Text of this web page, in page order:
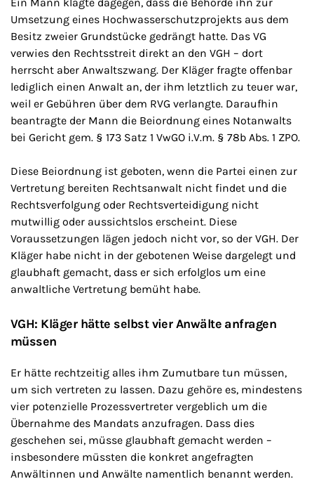
Umsetzung eines Hochwasserschutzprojekts aus dem
Besitz zweier Grundstücke gedrängt hatte. Das VG
verwies den Rechtsstreit direkt an den VGH – dort
herrscht aber Anwaltszwang. Der Kläger fragte offenbar
lediglich einen Anwalt an, der ihm letztlich zu teuer war,
weil er Gebühren über dem RVG verlangte. Daraufhin
beantragte der Mann die Beiordnung eines Notanwalts
bei Gericht gem. § 173 Satz 1 VwGO i.V.m. § 78b Abs. 1 ZPO.
Diese Beiordnung ist geboten, wenn die Partei einen zur
Vertretung bereiten Rechtsanwalt nicht findet und die
Rechtsverfolgung oder Rechtsverteidigung nicht
mutwillig oder aussichtslos erscheint. Diese
Voraussetzungen lägen jedoch nicht vor, so der VGH. Der
Kläger habe nicht in der gebotenen Weise dargelegt und
glaubhaft gemacht, dass er sich erfolglos um eine
anwaltliche Vertretung bemüht habe.
VGH: Kläger hätte selbst vier Anwälte anfragen
müssen
Er hätte rechtzeitig alles ihm Zumutbare tun müssen,
um sich vertreten zu lassen. Dazu gehöre es, mindestens
vier potenzielle Prozessvertreter vergeblich um die
Übernahme des Mandats anzufragen. Dass dies
geschehen sei, müsse glaubhaft gemacht werden –
insbesondere müssten die konkret angefragten
Anwältinnen und Anwälte namentlich benannt werden.